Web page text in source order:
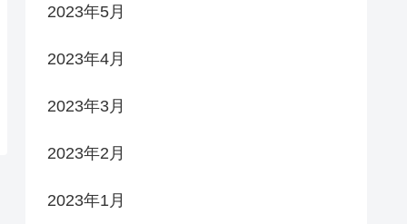
2023年5月
2023年4月
2023年3月
2023年2月
2023年1月